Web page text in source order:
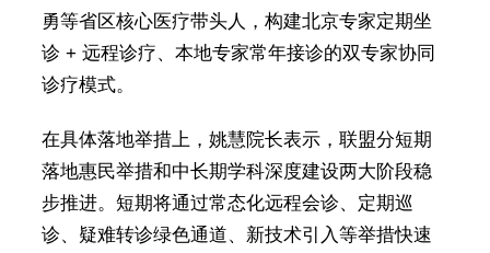
勇等省区核心医疗带头人，构建北京专家定期坐
诊 + 远程诊疗、本地专家常年接诊的双专家协同
诊疗模式。
在具体落地举措上，姚慧院长表示，联盟分短期
落地惠民举措和中长期学科深度建设两大阶段稳
步推进。短期将通过常态化远程会诊、定期巡
诊、疑难转诊绿色通道、新技术引入等举措快速